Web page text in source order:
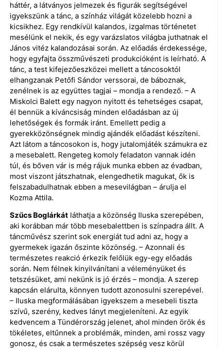
háttér, a látványos jelmezek és figurák segítségével
igyekszünk a tánc, a színház világát közelebb hozni a
kicsikhez. Egy rendkívül kalandos, izgalmas történetet
mesélünk el nekik, és egy varázslatos világba juthatnak el
János vitéz kalandozásai során. Az előadás érdekessége,
hogy egyfajta összművészeti produkcióként is leírható. A
tánc, a test kifejezőeszközei mellett a táncosoktól
elhangzanak Petőfi Sándor verssorai, de báboznak,
zenélnek is az együttes tagjai – mondja a rendező. – A
Miskolci Balett egy nagyon nyitott és tehetséges csapat,
él bennük a kíváncsiság minden előadásban az új
lehetőségek és formák iránt. Emellett pedig a
gyerekközönségnek mindig ajándék előadást készíteni.
Azt látom a táncosokon is, hogy jutalomjáték számukra ez
a mesebalett. Rengeteg komoly feladaton vannak idén
túl, és bőven vár is még rájuk munka ebben az évadban,
most viszont játszhatnak, elengedhetik magukat, ők is
felszabadulhatnak ebben a mesevilágban – árulja el
Kozma Attila.
Szűcs Boglárkát láthatja a közönség Iluska szerepében,
aki korábban már több mesebalettben is színpadra állt. A
táncművész szerint sok energiát tud adni az, hogy a
gyermekek igazán őszinte közönség. – Azonnali és
természetes reakció érkezik felőlük egy-egy előadás
során. Nem félnek kinyilvánítani a véleményüket és
tetszésüket, ami nekünk is jó érzés – mondja. A szerep
kapcsán elárulta, könnyen tudott azonosulni szerepével.
– Iluska megformálásában igyekszem a mesebeli tiszta
szívű, szerény, kedves lányt megjeleníteni. Az egyik
kedvencem a Tündérország jelenet, ahol minden örök és
tökéletes, eltűnnek a problémák, minden, ami rossz vagy
gonosz, és csak a természetes szépség vesz körül